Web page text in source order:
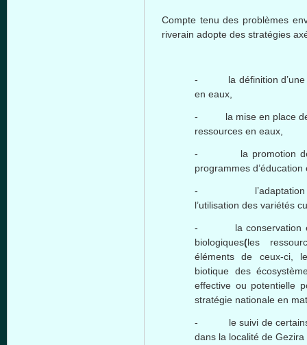
Compte tenu des problèmes
riverain adopte des stratégies
- la définition d’une
en eaux,
- la mise en place des
ressources en eaux,
- la promotion des
programmes
- l’adaptation aux
l’utilisation des variétés
- la conservation et/
biologiques(les
éléments de ceux-ci,
biotique des
effective ou potentielle
stratégie nationale en
- le suivi de certains
dans la localité de